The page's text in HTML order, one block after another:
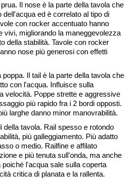
Il nose è la parte della tavola che
dell'acqua ed è correlato al tipo di
con rocker accentuato hanno
vivi, migliorando la maneggevolezza
della stabilità. Tavole con rocker
nose più generosi con effetti
poppa. Il tail è la parte della tavola che
con l'acqua. Influisce sulla
velocità. Poppe strette e aggressive
più rapido fra i 2 bordi opposti.
larghe danno minor manovrabilità.
della tavola. Rail spesso e rotondo
più galleggiamento. Più adatto
o medio. Railfine e affilato
e più tenuta sull'onda, ma anche
poiché l'acqua sale sulla coperta
critica di planata e la rallenta.